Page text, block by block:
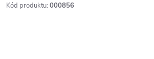
Kód produktu: 000856